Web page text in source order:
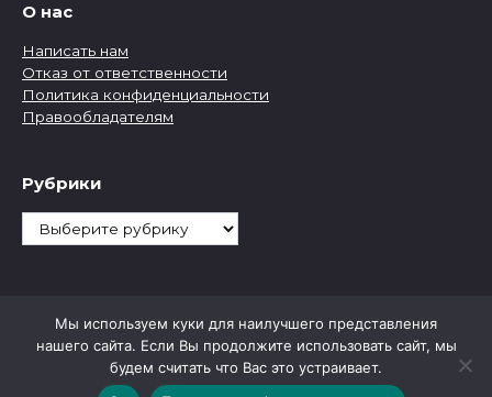
О нас
Написать нам
Отказ от ответственности
Политика конфиденциальности
Правообладателям
Рубрики
Рубрики
Мы используем куки для наилучшего представления
нашего сайта. Если Вы продолжите использовать сайт, мы
будем считать что Вас это устраивает.